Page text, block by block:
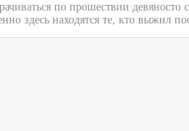
по прошествии
здесь находятся те, кто выжил